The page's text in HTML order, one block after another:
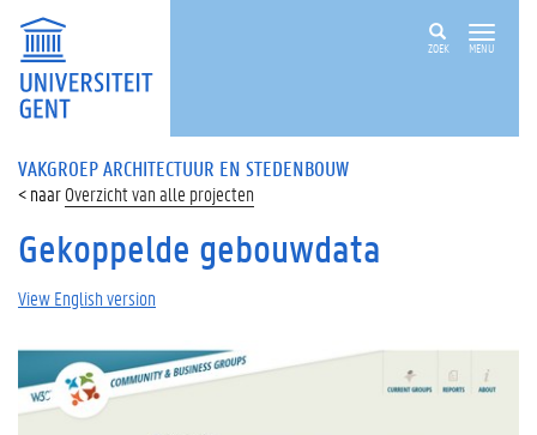
ZOEK MENU
VAKGROEP ARCHITECTUUR EN STEDENBOUW
Overzicht van alle projecten
Gekoppelde gebouwdata
View English version